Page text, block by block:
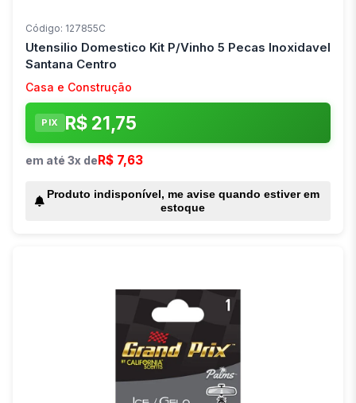
Código: 127855C
Utensilio Domestico Kit P/Vinho 5 Pecas Inoxidavel
Santana Centro
Casa e Construção
PIX R$ 21,75
em até 3x de R$ 7,63
Produto indisponível, me avise quando estiver em
estoque